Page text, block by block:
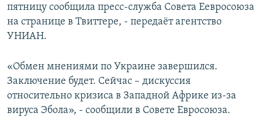
ТЕЛЕПРОЕКТ КРЫМ.РЕАЛИИ
СОВЕТЫ ПРАВОЗАЩИТНИКОВ
ПОБЕДИТЕЛЕЙ НЕ СУДЯТ?
КРЫМ.НЕПОКОРЕННЫЙ
ELIFBE
Українською
Qırımtatar
ПРИСОЕДИНЯЙТЕСЬ!
пятницу сообщила пресс-служба Совета Еевросоюза
на странице в Твиттере, - передаёт агентство
УНИАН.
«Обмен мнениями по Украине завершился.
Заключение будет. Сейчас – дискуссия
относительно кризиса в Западной Африке из-за
вируса Эбола», - сообщили в Совете Евросоюза.